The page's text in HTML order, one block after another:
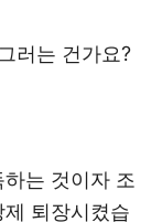
러는 건가요?
는 것이자 조
퇴장시켰습